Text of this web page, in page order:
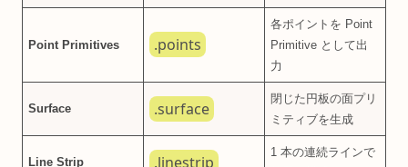
Point Primitives .points
各ポイントを Point
Primitive として出
力
Surface .surface
閉じた円板の面プリ
ミティブを生成
Line Strip .linestrip
1 本の連続ラインで